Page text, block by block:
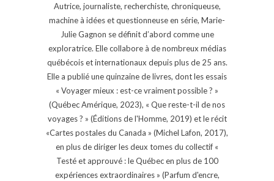
Autrice, journaliste, recherchiste, chroniqueuse,
machine à idées et questionneuse en série, Marie-
Julie Gagnon se définit d’abord comme une
exploratrice. Elle collabore à de nombreux médias
québécois et internationaux depuis plus de 25 ans.
Elle a publié une quinzaine de livres, dont les essais
« Voyager mieux : est-ce vraiment possible ? »
(Québec Amérique, 2023), « Que reste-t-il de nos
voyages ? » (Éditions de l'Homme, 2019) et le récit
«Cartes postales du Canada » (Michel Lafon, 2017),
en plus de diriger les deux tomes du collectif «
Testé et approuvé : le Québec en plus de 100
expériences extraordinaires » (Parfum d'encre,